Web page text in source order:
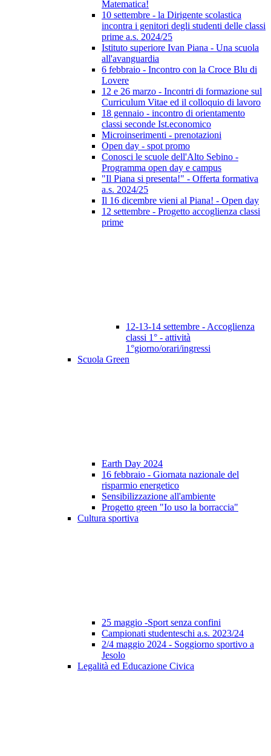
Matematica!
10 settembre - la Dirigente scolastica
incontra i genitori degli studenti delle classi
prime a.s. 2024/25
Istituto superiore Ivan Piana - Una scuola
all'avanguardia
6 febbraio - Incontro con la Croce Blu di
Lovere
12 e 26 marzo - Incontri di formazione sul
Curriculum Vitae ed il colloquio di lavoro
18 gennaio - incontro di orientamento
classi seconde Ist.economico
Microinserimenti - prenotazioni
Open day - spot promo
Conosci le scuole dell'Alto Sebino -
Programma open day e campus
"Il Piana si presenta!" - Offerta formativa
a.s. 2024/25
Il 16 dicembre vieni al Piana! - Open day
12 settembre - Progetto accoglienza classi
prime
12-13-14 settembre - Accoglienza
classi 1° - attività
1°giorno/orari/ingressi
Scuola Green
Earth Day 2024
16 febbraio - Giornata nazionale del
risparmio energetico
Sensibilizzazione all'ambiente
Progetto green "Io uso la borraccia"
Cultura sportiva
25 maggio -Sport senza confini
Campionati studenteschi a.s. 2023/24
2/4 maggio 2024 - Soggiorno sportivo a
Jesolo
Legalità ed Educazione Civica